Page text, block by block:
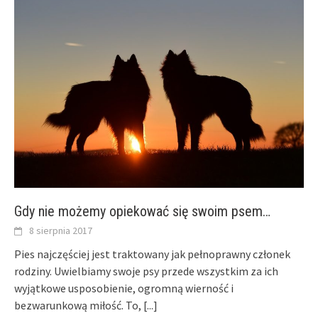
Gdy nie możemy opiekować się swoim psem…
8 sierpnia 2017
Pies najczęściej jest traktowany jak pełnoprawny członek
rodziny. Uwielbiamy swoje psy przede wszystkim za ich
wyjątkowe usposobienie, ogromną wierność i
bezwarunkową miłość. To, [...]